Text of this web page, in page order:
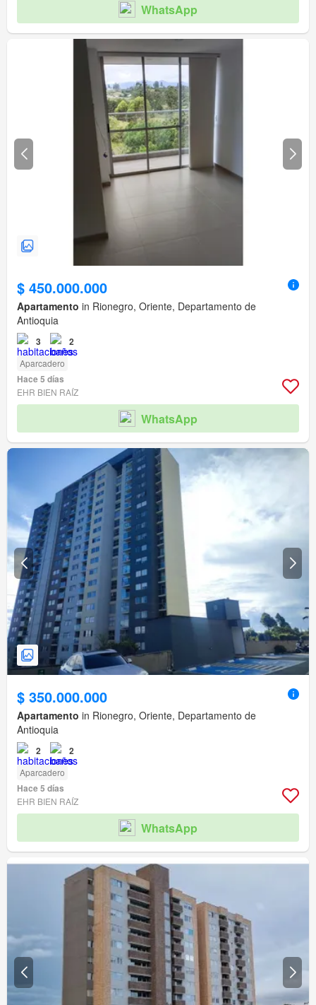
WhatsApp
$ 450.000.000
Apartamento in Rionegro, Oriente, Departamento de
Antioquia
3 2
Aparcadero
Hace 5 días
EHR BIEN RAÍZ
WhatsApp
$ 350.000.000
Apartamento in Rionegro, Oriente, Departamento de
Antioquia
2 2
Aparcadero
Hace 5 días
EHR BIEN RAÍZ
WhatsApp